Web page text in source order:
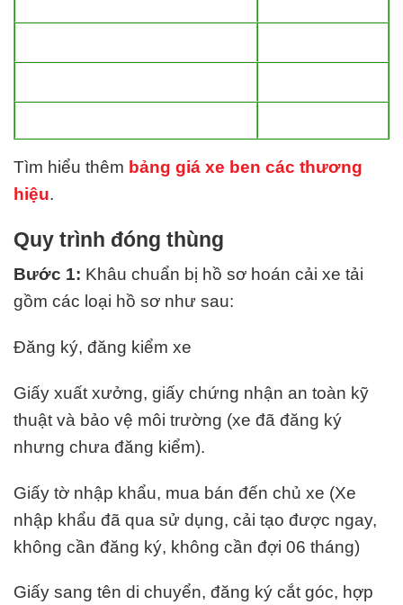
Tìm hiểu thêm bảng giá xe ben các thương
hiệu.
Quy trình đóng thùng
Bước 1: Khâu chuẩn bị hồ sơ hoán cải xe tải
gồm các loại hồ sơ như sau:
Đăng ký, đăng kiểm xe
Giấy xuất xưởng, giấy chứng nhận an toàn kỹ
thuật và bảo vệ môi trường (xe đã đăng ký
nhưng chưa đăng kiểm).
Giấy tờ nhập khẩu, mua bán đến chủ xe (Xe
nhập khẩu đã qua sử dụng, cải tạo được ngay,
không cần đăng ký, không cần đợi 06 tháng)
Giấy sang tên di chuyển, đăng ký cắt góc, hợp